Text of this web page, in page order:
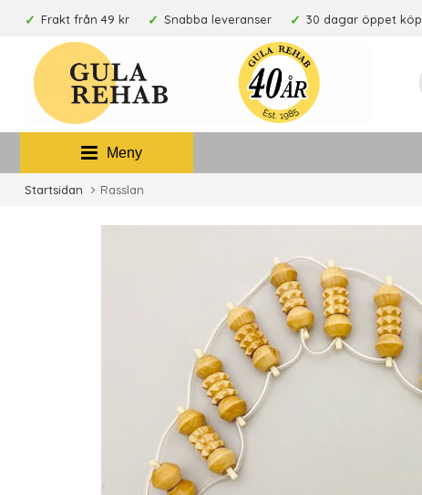
Frakt från 49 kr Snabba leveranser 30 dagar öppet köp
Meny
Startsidan Rasslan